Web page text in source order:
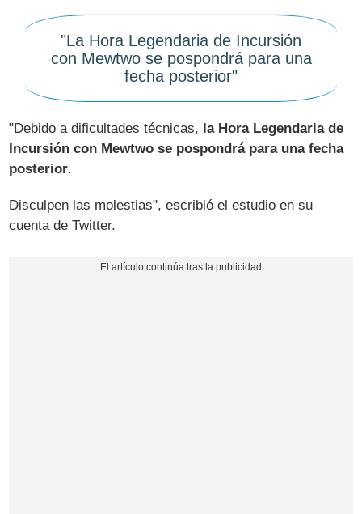
"La Hora Legendaria de Incursión
con Mewtwo se pospondrá para una
fecha posterior"
"Debido a dificultades técnicas, la Hora Legendaria de
Incursión con Mewtwo se pospondrá para una fecha
posterior.
Disculpen las molestias", escribió el estudio en su
cuenta de Twitter.